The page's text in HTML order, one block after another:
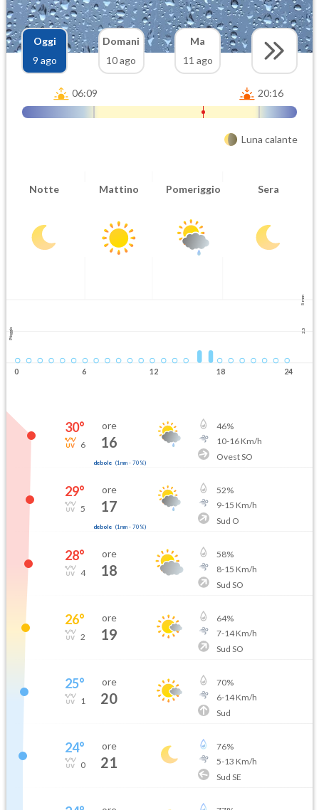
Oggi
9 ago
Domani
10 ago
Ma
11 ago
06:09 20:16
Luna calante
Notte Mattino Pomeriggio Sera
5 mm
2.5
Pioggia
0 6 12 18 24
30°
6
ore
16
debole (1mm- 70 %)
46%
10-16Km/h
Ovest SO
29°
5
ore
17
debole (1mm- 70 %)
52%
9-15 Km/h
Sud O
28°
4
ore
18
58%
8-15 Km/h
Sud SO
26°
2
ore
19
64%
7-14Km/h
Sud SO
25°
1
ore
20
70%
6-14Km/h
Sud
24°
0
ore
21
76%
5-13 Km/h
Sud SE